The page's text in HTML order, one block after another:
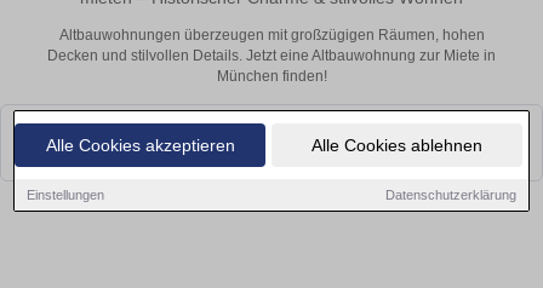
Alle Cookies akzeptieren Alle Cookies ablehnen
Einstellungen Datenschutzerklärung
Altbauwohnungen überzeugen mit großzügigen Räumen, hohen
Decken und stilvollen Details. Jetzt eine Altbauwohnung zur Miete in
München finden!
Leider konnten wir derzeit keine passenden Objekte finden. Schauen Sie
bald wieder vorbei!